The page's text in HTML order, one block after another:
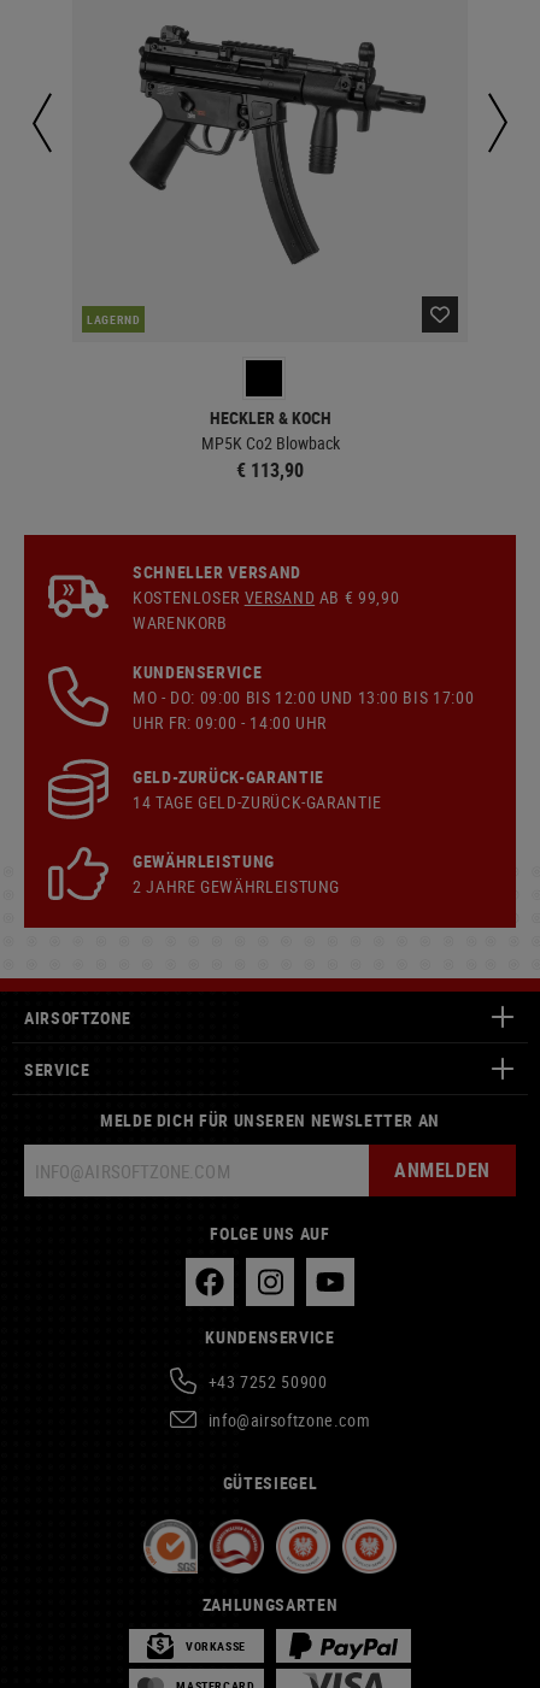
LAGERND
HECKLER & KOCH
MP5K Co2 Blowback
€ 113,90
SCHNELLER VERSAND
KOSTENLOSER VERSAND AB € 99,90
WARENKORB
KUNDENSERVICE
MO - DO: 09:00 BIS 12:00 UND 13:00 BIS 17:00
UHR FR: 09:00 - 14:00 UHR
GELD-ZURÜCK-GARANTIE
14 TAGE GELD-ZURÜCK-GARANTIE
GEWÄHRLEISTUNG
2 JAHRE GEWÄHRLEISTUNG
AIRSOFTZONE
SERVICE
MELDE DICH FÜR UNSEREN NEWSLETTER AN
ANMELDEN
FOLGE UNS AUF
KUNDENSERVICE
+43 7252 50900
info@airsoftzone.com
GÜTESIEGEL
ZAHLUNGSARTEN
VORKASSE